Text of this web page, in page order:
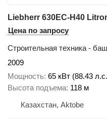
Liebherr 630EC-H40
Цена по запросу
Строительная техника -
2009
Мощность 65 кВт (88.43
Высота подъема 118 м
Казахстан, Aktobe